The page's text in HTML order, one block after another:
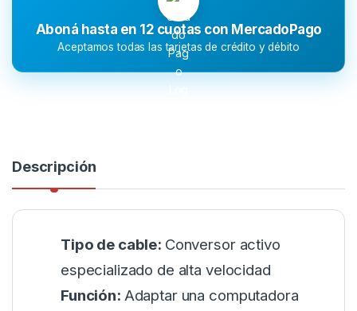
Aboná hasta en 12 cuotas con MercadoPago
Aceptamos todas las tarjetas de crédito y débito
Descripción
Tipo de cable: Conversor activo
especializado de alta velocidad
Función: Adaptar una computadora